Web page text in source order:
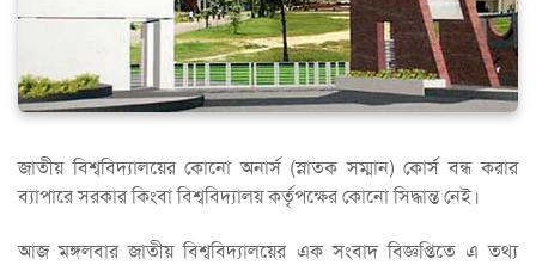
জাতীয় বিশ্ববিদ্যালয়ের কোনো অনার্স (স্নাতক সম্মান) কোর্স বন্ধ করার
ব্যাপারে সরকার কিংবা বিশ্ববিদ্যালয় কর্তৃপক্ষের কোনো সিদ্ধান্ত নেই।
আজ মঙ্গলবার জাতীয় বিশ্ববিদ্যালয়ের এক সংবাদ বিজ্ঞপ্তিতে এ তথ্য